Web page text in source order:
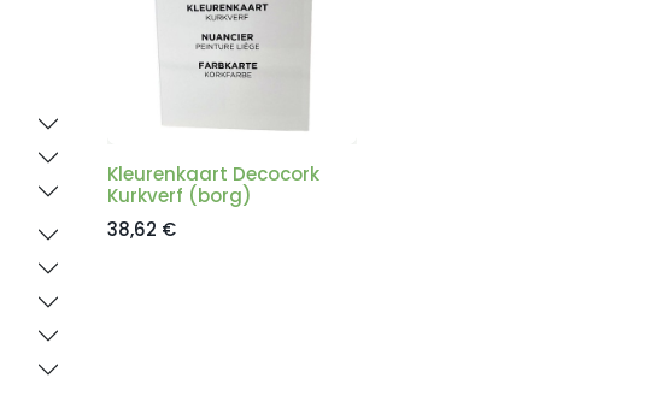
Kleurenkaart Decocork
Kurkverf (borg)
38,62 €